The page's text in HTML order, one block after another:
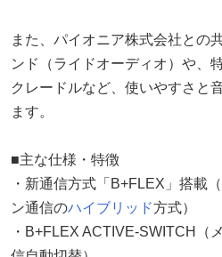
また、パイオニア株式会社との
ンド（ライドオーディオ）や、
クレードルなど、使いやすさと
ます。
■主な仕様・特徴
・新通信方式「B+FLEX」搭載
ン通信のハイブリッド方式）
・B+FLEX ACTIVE-SWITCH（